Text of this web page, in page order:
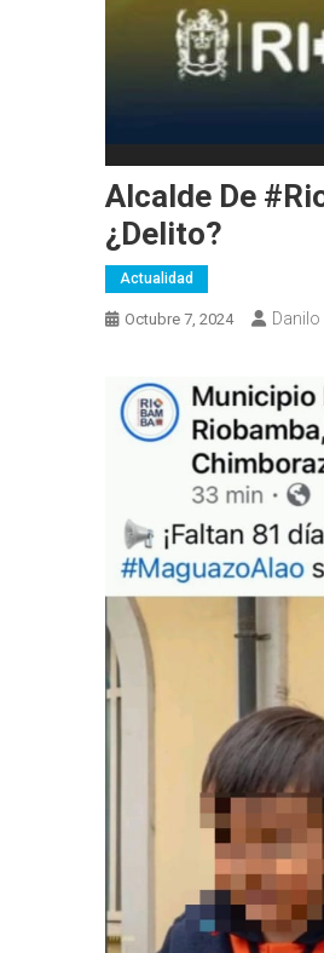
Alcalde De
¿delito?
Actualidad
Octubre 7, 2024 Danilo